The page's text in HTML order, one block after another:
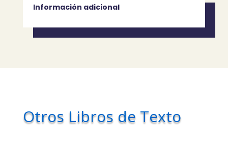
Información adicional
Otros Libros de Texto